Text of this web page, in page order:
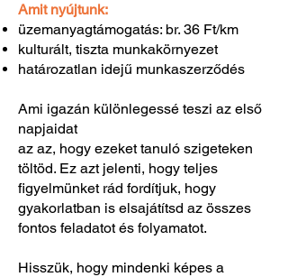
Amit nyújtunk:
üzemanyagtámogatás: br. 36 Ft/km
kulturált, tiszta munkakörnyezet
határozatlan idejű munkaszerződés
Ami igazán különlegessé teszi az első
napjaidat
az az, hogy ezeket tanuló szigeteken
töltöd. Ez azt jelenti, hogy teljes
figyelmünket rád fordítjuk, hogy
gyakorlatban is elsajátítsd az összes
fontos feladatot és folyamatot.
Hisszük, hogy mindenki képes a